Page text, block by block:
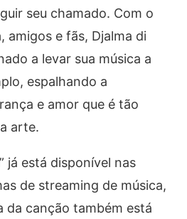
seu chamado. Com o
amigos e fãs, Djalma di
a levar sua música a
espalhando a
e amor que é tão
arte.
já está disponível nas
de streaming de música,
da canção também está